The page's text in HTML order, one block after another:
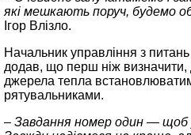
які мешкають поруч, будемо
Ігор Влізло.
Начальник управління з
додав, що перш ніж визначити,
джерела тепла
рятувальниками.
– Завдання номер один — щоб